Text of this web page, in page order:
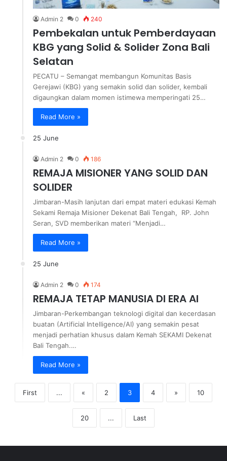
Admin 2 0 240
Pembekalan untuk Pemberdayaan
KBG yang Solid & Solider Zona Bali
Selatan
PECATU – Semangat membangun Komunitas Basis
Gerejawi (KBG) yang semakin solid dan solider, kembali
digaungkan dalam momen istimewa memperingati 25…
Read More »
25 June
Admin 2 0 186
REMAJA MISIONER YANG SOLID DAN
SOLIDER
Jimbaran-Masih lanjutan dari empat materi edukasi Kemah
Sekami Remaja Misioner Dekenat Bali Tengah, RP. John
Seran, SVD memberikan materi “Menjadi…
Read More »
25 June
Admin 2 0 174
REMAJA TETAP MANUSIA DI ERA AI
Jimbaran-Perkembangan teknologi digital dan kecerdasan
buatan (Artificial Intelligence/AI) yang semakin pesat
menjadi perhatian khusus dalam Kemah SEKAMI Dekenat
Bali Tengah.…
Read More »
First ... « 2 3 4 » 10
20 ... Last